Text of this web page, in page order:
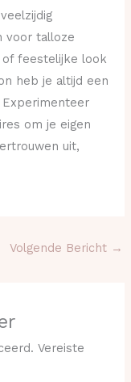
voor talloze
of feestelijke look
heb je altijd een
om je eigen
uit,
Volgende Bericht →
Vereiste